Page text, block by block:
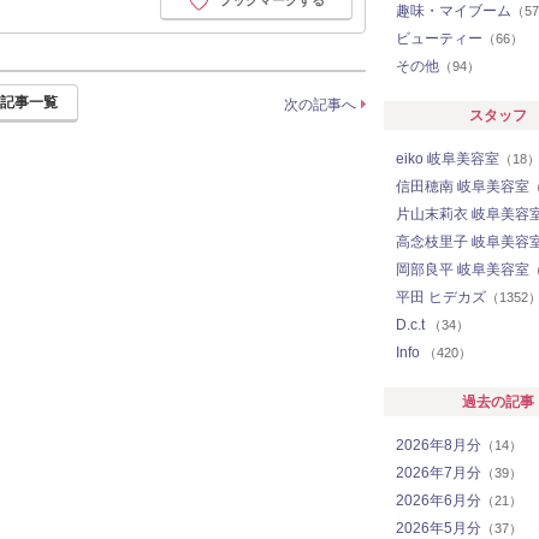
記事一覧 次の記事へ
趣味・マイブーム （57
ビューティー （66）
その他 （94）
スタッフ
eiko 岐阜美容室 （18）
信田穂南 岐阜美容室
片山末莉衣 岐阜美容
高念枝里子 岐阜美容
岡部良平 岐阜美容室
平田 ヒデカズ （1352）
D.c.t （34）
Info （420）
過去の記事
2026年8月分 （14）
2026年7月分 （39）
2026年6月分 （21）
2026年5月分 （37）